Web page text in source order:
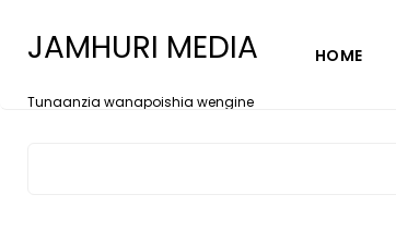
JAMHURI MEDIA
Tunaanzia wanapoishia wengine
HOME